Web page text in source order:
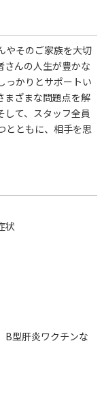
やそのご家族を大切
さんの人生が豊かな
っかりとサポートい
まざまな問題点を解
して、スタッフ全員
とともに、相手を思
状
B型肝炎ワクチンな